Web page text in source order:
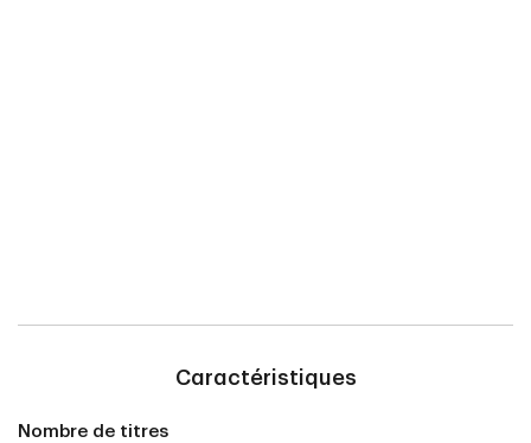
Caractéristiques
Nombre de titres